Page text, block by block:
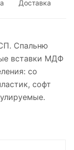
Доставка
Спальню
вставки МДФ
со
софт